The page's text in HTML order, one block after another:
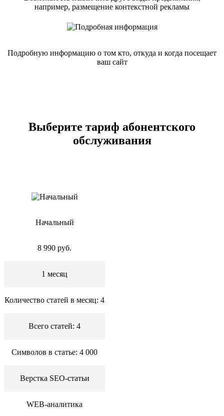
например, размещение контекстной рекламы
Подробную информацию о том кто, откуда и когда посещает
ваш сайт
Выберите тариф абонентского
обслуживания
Начальный
8 990 руб.
1 месяц
Количество статей в месяц: 4
Всего статей: 4
Символов в статье: 4 000
Верстка SEO-статьи
WEB-аналитика